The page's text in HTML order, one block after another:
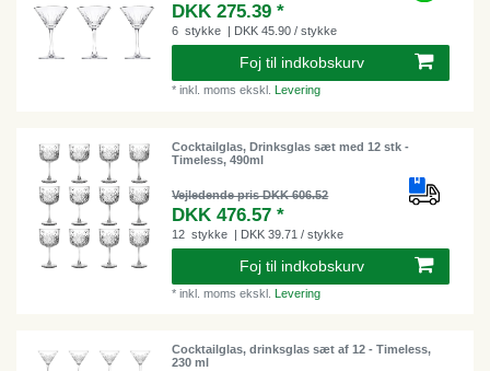
DKK 275.39 *
6 stykke | DKK 45.90 / stykke
Foj til indkobskurv
*inkl. moms ekskl. Levering
Cocktailglas, Drinksglas sæt med 12 stk -
Timeless, 490ml
Vejledende pris DKK 606.52
DKK 476.57 *
12 stykke | DKK 39.71 / stykke
Foj til indkobskurv
*inkl. moms ekskl.Levering
Cocktailglas, drinksglas sæt af 12 - Timeless,
230 ml